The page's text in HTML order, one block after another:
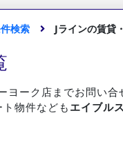
検索 Jラインの賃貸
ヨーク店までお問い合
物件なども エイブル